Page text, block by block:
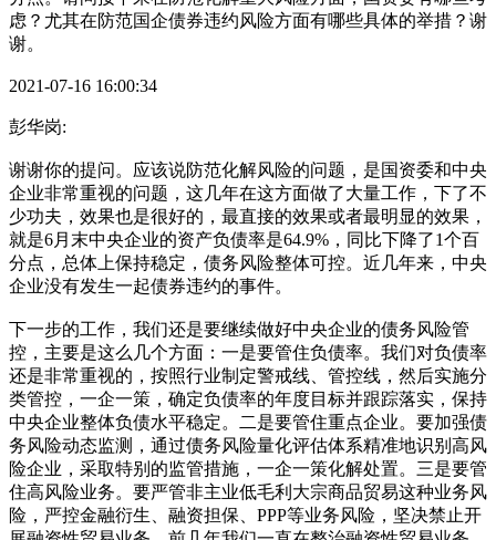
虑？尤其在防范国企债券违约风险方面有哪些具体的举措？谢
谢。
2021-07-16 16:00:34
彭华岗:
谢谢你的提问。应该说防范化解风险的问题，是国资委和中央
企业非常重视的问题，这几年在这方面做了大量工作，下了不
少功夫，效果也是很好的，最直接的效果或者最明显的效果，
就是6月末中央企业的资产负债率是64.9%，同比下降了1个百
分点，总体上保持稳定，债务风险整体可控。近几年来，中央
企业没有发生一起债券违约的事件。
下一步的工作，我们还是要继续做好中央企业的债务风险管
控，主要是这么几个方面：一是要管住负债率。我们对负债率
还是非常重视的，按照行业制定警戒线、管控线，然后实施分
类管控，一企一策，确定负债率的年度目标并跟踪落实，保持
中央企业整体负债水平稳定。二是要管住重点企业。要加强债
务风险动态监测，通过债务风险量化评估体系精准地识别高风
险企业，采取特别的监管措施，一企一策化解处置。三是要管
住高风险业务。要严管非主业低毛利大宗商品贸易这种业务风
险，严控金融衍生、融资担保、PPP等业务风险，坚决禁止开